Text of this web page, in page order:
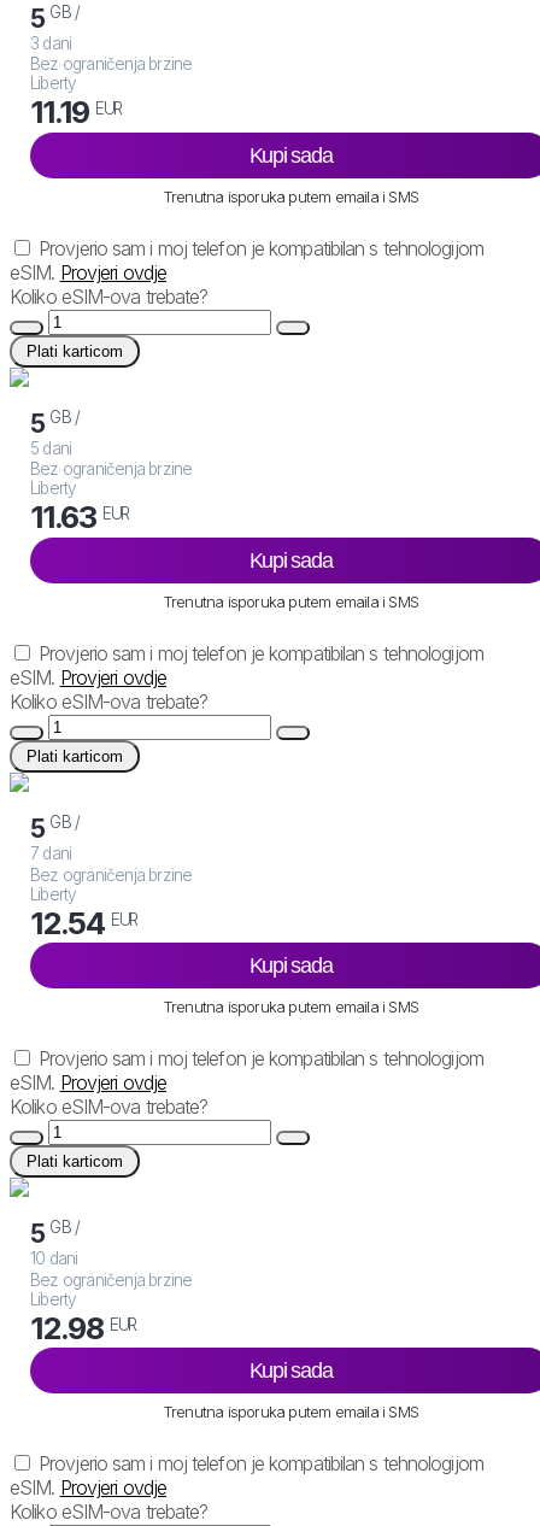
5 GB /
3 dani
Bez ograničenja brzine
Liberty
11.19 EUR
Kupi sada
Trenutna isporuka putem emaila i SMS
Provjerio sam i moj telefon je kompatibilan s tehnologijom
eSIM. Provjeri ovdje
Koliko eSIM-ova trebate?
Plati karticom
5 GB /
5 dani
Bez ograničenja brzine
Liberty
11.63 EUR
Kupi sada
Trenutna isporuka putem emaila i SMS
Provjerio sam i moj telefon je kompatibilan s tehnologijom
eSIM. Provjeri ovdje
Koliko eSIM-ova trebate?
Plati karticom
5 GB /
7 dani
Bez ograničenja brzine
Liberty
12.54 EUR
Kupi sada
Trenutna isporuka putem emaila i SMS
Provjerio sam i moj telefon je kompatibilan s tehnologijom
eSIM. Provjeri ovdje
Koliko eSIM-ova trebate?
Plati karticom
5 GB /
10 dani
Bez ograničenja brzine
Liberty
12.98 EUR
Kupi sada
Trenutna isporuka putem emaila i SMS
Provjerio sam i moj telefon je kompatibilan s tehnologijom
eSIM. Provjeri ovdje
Koliko eSIM-ova trebate?